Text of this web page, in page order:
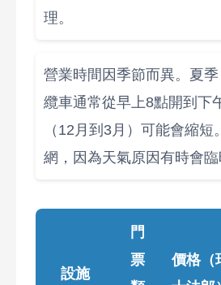
理。
營業時間因季節而異。夏季
纜車通常從早上8點開到下
（12月到3月）可能會縮
網，因為天氣原因有時會臨
設施
門
票
價格（